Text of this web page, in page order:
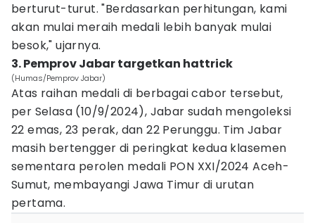
berturut-turut. "Berdasarkan perhitungan, kami
akan mulai meraih medali lebih banyak mulai
besok," ujarnya.
3. Pemprov Jabar targetkan hattrick
(Humas/Pemprov Jabar)
Atas raihan medali di berbagai cabor tersebut,
per Selasa (10/9/2024), Jabar sudah mengoleksi
22 emas, 23 perak, dan 22 Perunggu. Tim Jabar
masih bertengger di peringkat kedua klasemen
sementara perolen medali PON XXI/2024 Aceh-
Sumut, membayangi Jawa Timur di urutan
pertama.